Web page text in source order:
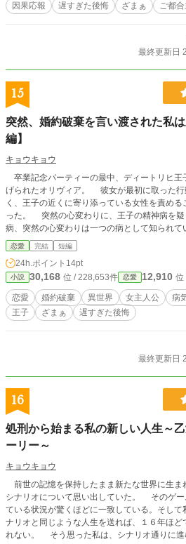
因果応報
遅すぎた後悔 ざまぁ ご都
最終更新日
15
突然、婚約破棄を言い渡された私
編】
キョウキョウ
卒業記念パーティーの最中、ディートリヒ王
げられたオリヴィア。 彼女が最初に取った行動は婚約破棄を嘆くことでもな
く、王子の近くに寄り添っている女性を責め
った。 突然の心変わりに、王子の精神病を疑ったからだ。 婚約破棄に至る
病、突然の心変わりは一つの病として知られて
恋愛 完結 短編
24h.ポイント 14pt
小説 30,168 位 / 228,653件 恋愛 12,910 位
恋愛 婚約破棄 異世界 女主人公 病
王子
ざまぁ 遅すぎた後悔
最終更新日
16
処刑から始まる私の新しい人生～
ーリー～
キョウキョウ
前世の記憶を保持したまま新たな世界に生ま
シナリオについて思い出していた。 そのゲームの内容と、今の自分が置かれ
ている状況が驚くほどに一致している。そし
ナリオと同じような人生を送れば、１６年ほ
れない。 そう思った私は、シナリオ通りに進む人生を回避することを目的に